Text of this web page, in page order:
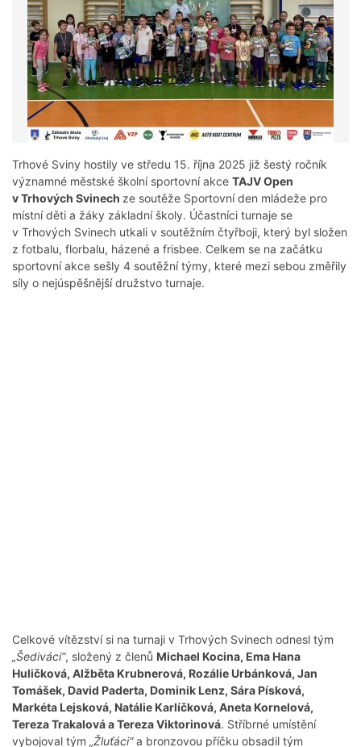
Trhové Sviny hostily ve středu 15. října 2025 již šestý ročník
významné městské školní sportovní akce TAJV Open
v Trhových Svinech ze soutěže Sportovní den mládeže pro
místní děti a žáky základní školy. Účastníci turnaje se
v Trhových Svinech utkali v soutěžním čtyřboji, který byl složen
z fotbalu, florbalu, házené a frisbee. Celkem se na začátku
sportovní akce sešly 4 soutěžní týmy, které mezi sebou změřily
síly o nejúspěšnější družstvo turnaje.
Celkové vítězství si na turnaji v Trhových Svinech odnesl tým
„Šediváci“, složený z členů Michael Kocina, Ema Hana
Huličková, Alžběta Krubnerová, Rozálie Urbánková, Jan
Tomášek, David Paderta, Dominik Lenz, Sára Písková,
Markéta Lejsková, Natálie Karlíčková, Aneta Kornelová,
Tereza Trakalová a Tereza Viktorinová. Stříbrné umístění
vybojoval tým „Žluťáci“a bronzovou příčku obsadil tým